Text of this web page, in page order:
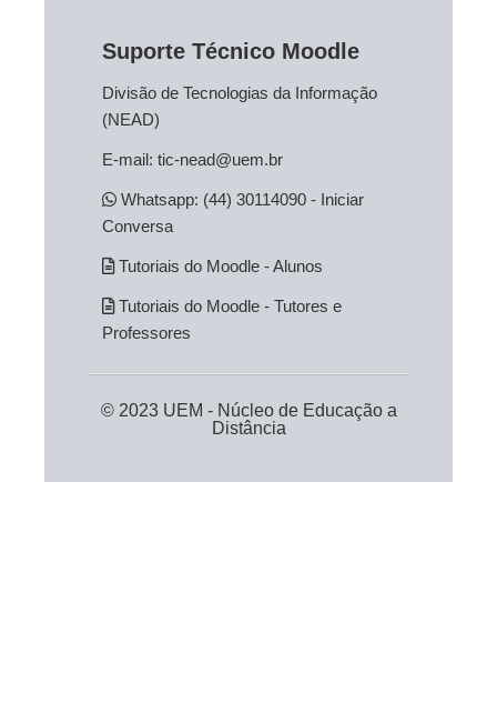
Suporte Técnico Moodle
Divisão de Tecnologias da Informação
(NEAD)
E-mail: tic-nead@uem.br
Whatsapp: (44) 30114090 - Iniciar
Conversa
Tutoriais do Moodle - Alunos
Tutoriais do Moodle - Tutores e
Professores
© 2023 UEM - Núcleo de Educação a
Distância